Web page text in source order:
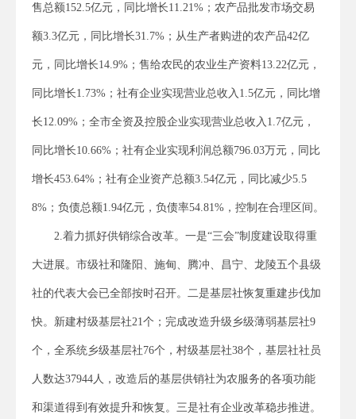
售总额152.5亿元，同比增长11.21%；农产品批发市场交易
额3.3亿元，同比增长31.7%；从生产者购进的农产品42亿
元，同比增长14.9%；售给农民的农业生产资料13.22亿元，
同比增长1.73%；社有企业实现营业总收入1.5亿元，同比增
长12.09%；全市全资及控股企业实现营业总收入1.7亿元，
同比增长10.66%；社有企业实现利润总额796.03万元，同比
增长453.64%；社有企业资产总额3.54亿元，同比减少5.5
8%；负债总额1.94亿元，负债率54.81%，控制在合理区间。
2.着力抓好供销综合改革。一是“三会”制度建设取得重
大进展。市级社和隆阳、施甸、腾冲、昌宁、龙陵五个县级
社的代表大会已全部按时召开。二是基层社恢复重建步伐加
快。新建村级基层社21个；完成改造升级乡级薄弱基层社9
个，全系统乡级基层社76个，村级基层社38个，基层社社员
人数达37944人，改造后的基层供销社为农服务的各项功能
和渠道得到有效提升和恢复。三是社有企业改革稳步推进。